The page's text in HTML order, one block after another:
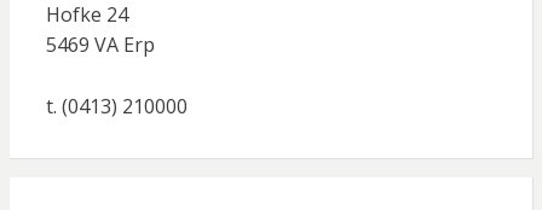
Hofke 24
5469 VA Erp
t. (0413) 210000